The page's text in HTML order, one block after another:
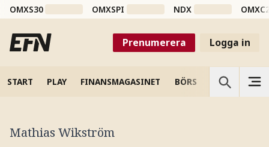
OMXS30 OMXSPI NDX
Prenumerera Logga in
START PLAY FINANSMAGASINET BÖRS VETENSKAP
Mathias Wikström